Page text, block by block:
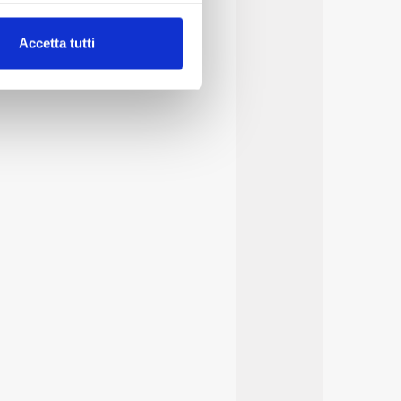
(impronte
di base quali la
sul nostro sito web,
che l’Utente ha fornito
Accetta tutti